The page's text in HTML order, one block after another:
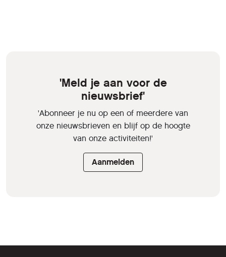
'Meld je aan voor de
nieuwsbrief'
'Abonneer je nu op een of meerdere van
onze nieuwsbrieven en blijf op de hoogte
van onze activiteiten!'
Aanmelden